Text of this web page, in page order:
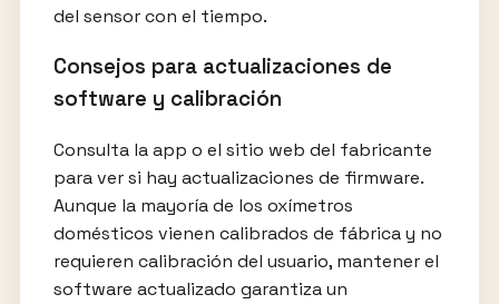
del sensor con el tiempo.
Consejos para actualizaciones de
software y calibración
Consulta la app o el sitio web del fabricante
para ver si hay actualizaciones de firmware.
Aunque la mayoría de los oxímetros
domésticos vienen calibrados de fábrica y no
requieren calibración del usuario, mantener el
software actualizado garantiza un